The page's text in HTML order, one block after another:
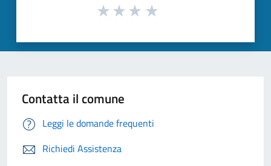
Contatta il comune
Leggi le domande frequenti
Richiedi Assistenza